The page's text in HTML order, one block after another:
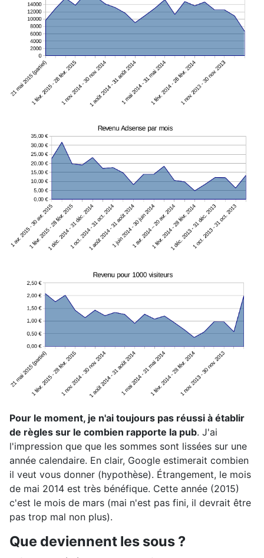
Pour le moment, je n'ai toujours pas réussi à établir
de règles sur le combien rapporte la pub. J'ai
l'impression que que les sommes sont lissées sur une
année calendaire. En clair, Google estimerait combien
il veut vous donner (hypothèse). Étrangement, le mois
de mai 2014 est très bénéfique. Cette année (2015)
c'est le mois de mars (mai n'est pas fini, il devrait être
pas trop mal non plus).
Que deviennent les sous ?